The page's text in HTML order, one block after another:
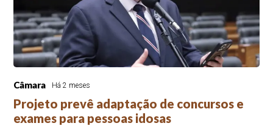
Câmara Há 2 meses
Projeto prevê adaptação de concursos e
exames para pessoas idosas